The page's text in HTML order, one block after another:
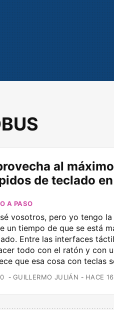
al
de teclado en
A PASO
vosotros, pero yo tengo la
un tiempo de que se está
Entre las interfaces
todo con el ratón y con
que esa cosa con teclas
COMENTARIOS
GUILLERMO JULIÁN HACE